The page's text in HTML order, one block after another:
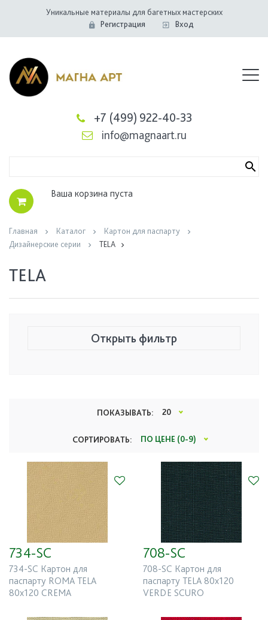
Уникальные материалы для багетных мастерских
Регистрация
Вход
+7 (499) 922-40-33
info@magnaart.ru
Ваша корзина пуста
Главная Каталог
Картон для паспарту
Дизайнерские серии
TELA
TELA
Открыть фильтр
Все
Производитель
Все
Базовый цвет
ПОКАЗЫВАТЬ: 20
СОРТИРОВАТЬ: ПО ЦЕНЕ (0-9)
734-SC
734-SC Картон для
паспарту ROMA TELA
80x120 CREMA
708-SC
708-SC Картон для
паспарту TELA 80x120
VERDE SCURO